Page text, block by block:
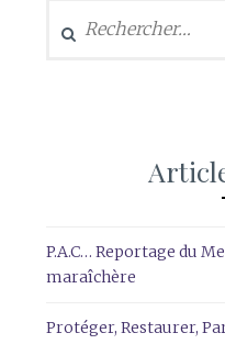
P.A.C… Reportage du
maraîchère
Protéger, Restaurer,